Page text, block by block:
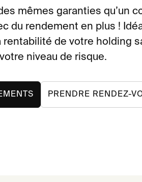
mêmes garanties qu’un
du rendement en plus !
rentabilité de votre holding
niveau de risque.
PRENDRE RENDEZ-